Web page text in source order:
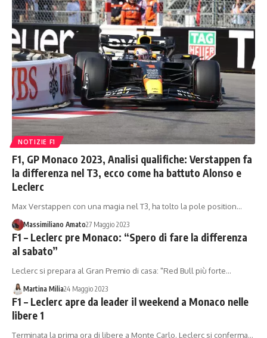
NOTIZIE F1
F1, GP Monaco 2023, Analisi qualifiche: Verstappen fa
la differenza nel T3, ecco come ha battuto Alonso e
Leclerc
Max Verstappen con una magia nel T3, ha tolto la pole position…
Massimiliano Amato27 Maggio 2023
F1 – Leclerc pre Monaco: “Spero di fare la differenza
al sabato”
Leclerc si prepara al Gran Premio di casa: "Red Bull più forte…
Martina Milia24 Maggio 2023
F1 – Leclerc apre da leader il weekend a Monaco nelle
libere 1
Terminata la prima ora di libere a Monte Carlo. Leclerc si conferma…